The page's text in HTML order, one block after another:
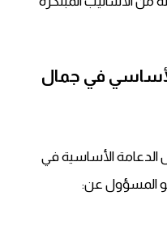
في جمال
الدعامة الأساسية في
المسؤول عن: